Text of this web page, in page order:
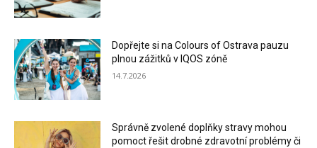
Dopřejte si na Colours of Ostrava pauzu
plnou zážitků v IQOS zóně
14.7.2026
Správně zvolené doplňky stravy mohou
pomoct řešit drobné zdravotní problémy či